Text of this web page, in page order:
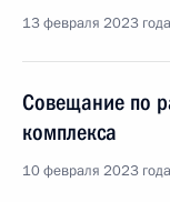
13 февраля 2023
Совещание по
комплекса
10 февраля 2023